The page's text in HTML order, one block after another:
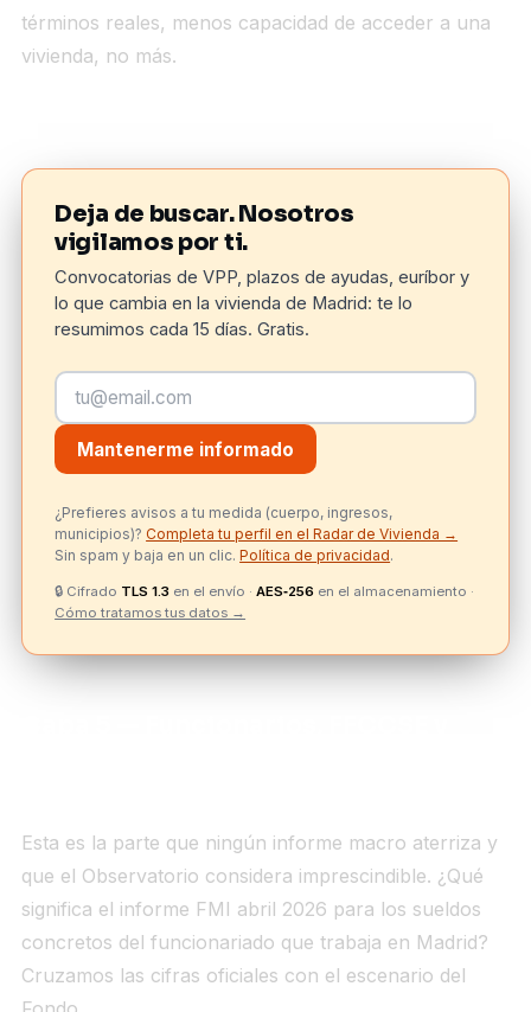
términos reales, menos capacidad de acceder a una
vivienda, no más.
Deja de buscar. Nosotros
vigilamos por ti.
Convocatorias de VPP, plazos de ayudas, euríbor y
lo que cambia en la vivienda de Madrid: te lo
resumimos cada 15 días. Gratis.
Mantenerme informado
¿Prefieres avisos a tu medida (cuerpo, ingresos,
municipios)? Completa tu perfil en el Radar de Vivienda →
Sin spam y baja en un clic.Política de privacidad.
🔒 Cifrado TLS 1.3 en el envío ·AES‑256 en el almacenamiento ·
Cómo tratamos tus datos →
Esta es la parte que ningún informe macro aterriza y
que el Observatorio considera imprescindible. ¿Qué
significa el informe FMI abril 2026 para los sueldos
concretos del funcionariado que trabaja en Madrid?
Cruzamos las cifras oficiales con el escenario del